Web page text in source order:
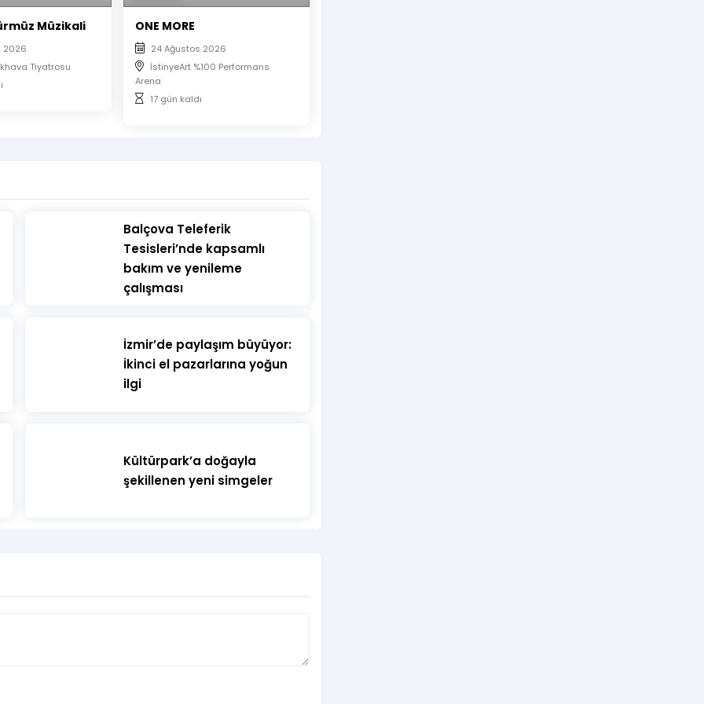
– Ayşenur Zaim
Sıla Kütük – Hayal Gülay
Müzikali
2026
Tiyatrosu
ONE MORE
24 Ağustos 2026
İstinyeArt %100 Performans
Arena
17 gün kaldı
​Balçova Teleferik
Tesisleri’nde kapsamlı
bakım ve yenileme
çalışması
İzmir’de paylaşım büyüyor:
İkinci el pazarlarına yoğun
ilgi
Kültürpark’a doğayla
şekillenen yeni simgeler